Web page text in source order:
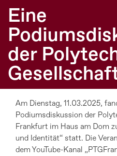
Eine
der
Am Dienstag, 11.03.2025,
Podiumsdiskussion der
Frankfurt im Haus am Dom
und Identität“ statt. Die
dem YouTube-Kanal